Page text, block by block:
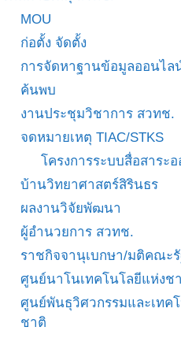
MOU
ก่อตั้ง จัดตั้ง
การจัดหาฐานข้อมูลออนไล
ค้นพบ
งานประชุมวิชาการ สวทช.
จดหมายเหตุ TIAC/STKS
โครงการระบบสื่อสาระ
บ้านวิทยาศาสตร์สิรินธร
ผลงานวิจัยพัฒนา
ผู้อำนวยการ สวทช.
ราชกิจจานุเบกษา/มติคณะ
ศูนย์นาโนเทคโนโลยีแห่งช
ศูนย์พันธุวิศวกรรมและเทค
ชาติ